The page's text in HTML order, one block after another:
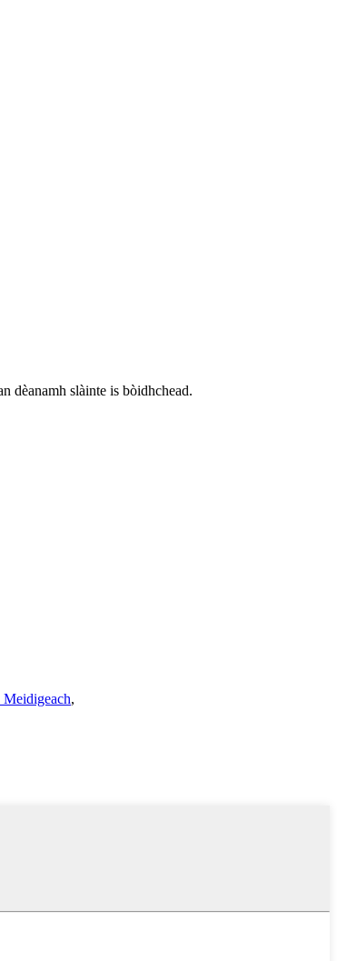
dèanamh slàinte is bòidhchead.
,